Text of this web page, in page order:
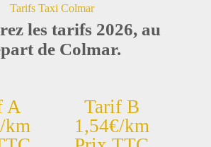
Tarifs Taxi Colmar
les tarifs 2026, au
de Colmar.
A
km
Tarif B
1,54€/km